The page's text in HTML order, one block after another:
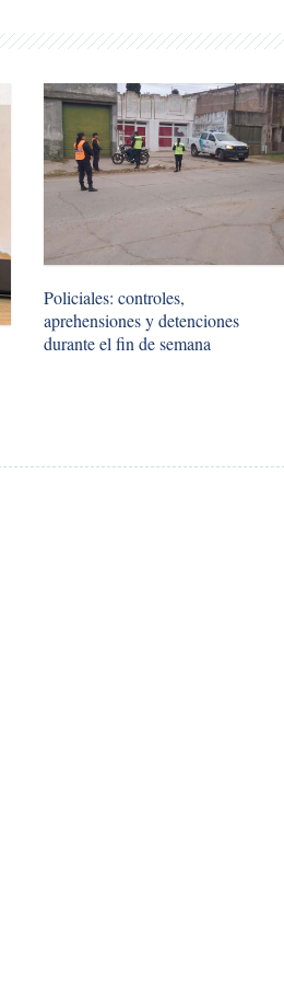
Policiales: controles,
aprehensiones y detenciones
durante el fin de semana